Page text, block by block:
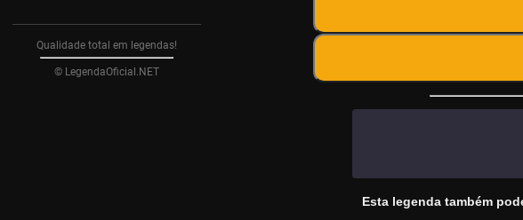
Qualidade total em legendas!
© LegendaOficial.NET
Esta legenda também